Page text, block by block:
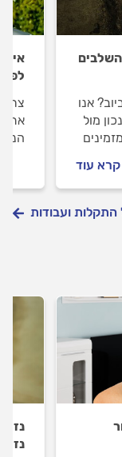
אנו
מול
קרא עוד
התקלות ועבודות